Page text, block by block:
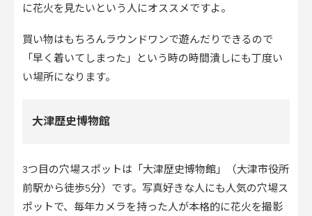
に花火を見たいという人にオススメですよ。
買い物はもちろんラウンドワンで遊んだりできるので
「早く着いてしまった」という時の時間潰しにも丁度い
い場所になります。
大津歴史博物館
3つ目の穴場スポットは「大津歴史博物館」（大津市役所
前駅から徒歩5分）です。写真好きな人にも人気の穴場ス
ポットで、毎年カメラを持った人が本格的に花火を撮影